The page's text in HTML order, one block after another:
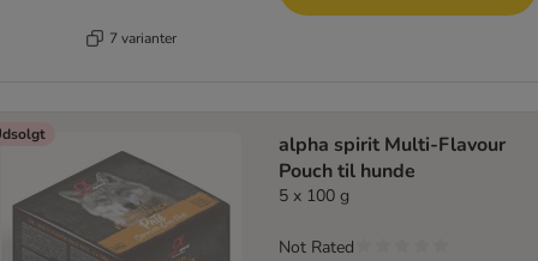
7 varianter
alpha spirit Multi-Flavour
Pouch til hunde
5 x 100 g
Not Rated